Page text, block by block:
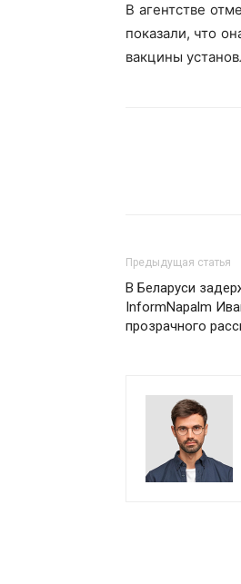
В агентстве
показали, что
вакцины
Предыдущая статья
В Беларуси
InformNapalm
прозрачного